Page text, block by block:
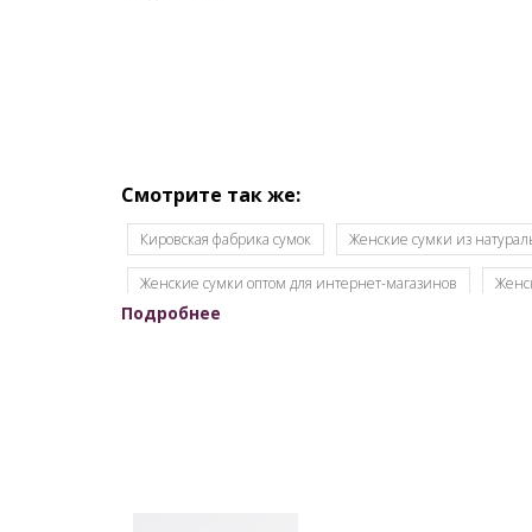
Смотрите так же:
Кировская фабрика сумок Женские сумки из
Женские сумки оптом для интернет-магазинов
Женские сумки Российской фабрики
Подробнее